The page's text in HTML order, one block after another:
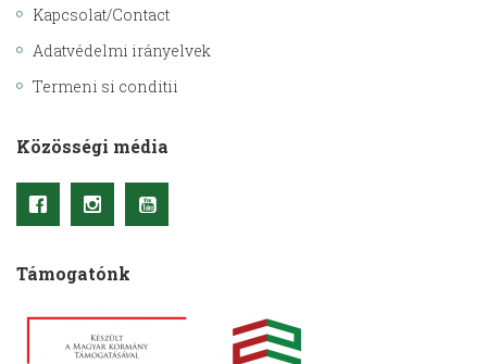
Kapcsolat/Contact
Adatvédelmi irányelvek
Termeni si conditii
Közösségi média
Támogatónk